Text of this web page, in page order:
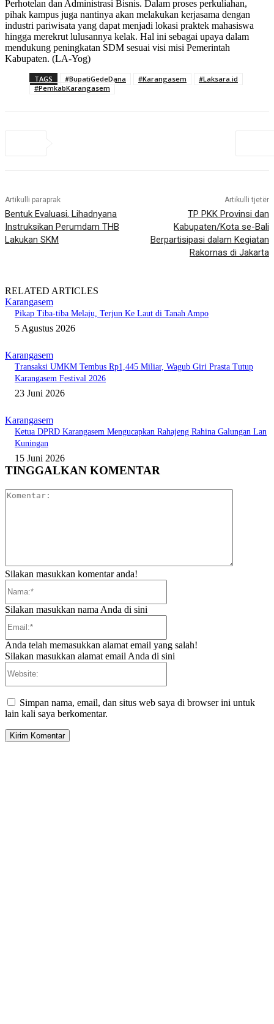
Perhotelan dan Administrasi Bisnis. Dalam proses perkuliahan,
pihak kampus juga nantinya akan melakukan kerjasama dengan
industri pariwisata yang dapat menjadi lokasi praktek mahasiswa
hingga merekrut lulusannya kelak. Hal ini sebagai upaya dalam
mendukung peningkatan SDM sesuai visi misi Pemerintah
Kabupaten. (LA-Yog)
TAGS #BupatiGedeDana #Karangasem
#Laksara.id
#PemkabKarangasem
Artikulli paraprak
Bentuk Evaluasi, Lihadnyana
Instruksikan Perumdam THB
Lakukan SKM
Artikulli tjetër
TP PKK Provinsi dan
Kabupaten/Kota se-Bali
Berpartisipasi dalam Kegiatan
Rakornas di Jakarta
RELATED ARTICLES
Karangasem
Pikap Tiba-tiba Melaju, Terjun Ke Laut di Tanah Ampo
5 Agustus 2026
Karangasem
Transaksi UMKM Tembus Rp1,445 Miliar, Wagub Giri Prasta Tutup
Karangasem Festival 2026
23 Juni 2026
Karangasem
Ketua DPRD Karangasem Mengucapkan Rahajeng Rahina Galungan Lan
Kuningan
15 Juni 2026
TINGGALKAN KOMENTAR
Silakan masukkan komentar anda!
Silakan masukkan nama Anda di sini
Anda telah memasukkan alamat email yang salah!
Silakan masukkan alamat email Anda di sini
Simpan nama, email, dan situs web saya di browser ini untuk
lain kali saya berkomentar.